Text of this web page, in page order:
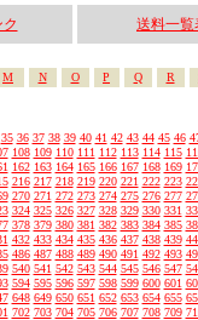
ク 送料一覧
M N O P Q R
35 36 37 38 39 40 41 42 43 44 45 46
108 109 110 111 112 113 114 115
162 163 164 165 166 167 168 169
216 217 218 219 220 221 222 223
270 271 272 273 274 275 276 277
324 325 326 327 328 329 330 331
378 379 380 381 382 383 384 385
432 433 434 435 436 437 438 439
486 487 488 489 490 491 492 493
540 541 542 543 544 545 546 547
594 595 596 597 598 599 600 601
648 649 650 651 652 653 654 655
702 703 704 705 706 707 708 709